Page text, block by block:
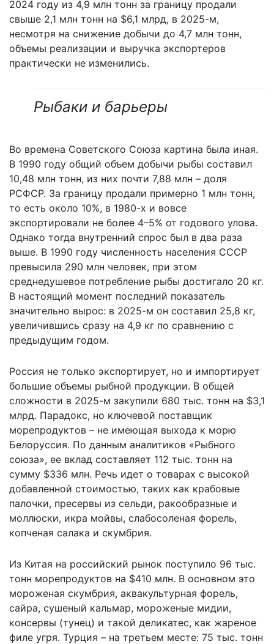
2024 году из 4,9 млн тонн за границу продали
свыше 2,1 млн тонн на $6,1 млрд, в 2025-м,
несмотря на снижение добычи до 4,7 млн тонн,
объемы реализации и выручка экспортеров
практически не изменились.
Рыбаки и барьеры
Во времена Советского Союза картина была иная.
В 1990 году общий объем добычи рыбы составил
10,48 млн тонн, из них почти 7,88 млн – доля
РСФСР. За границу продали примерно 1 млн тонн,
то есть около 10%, в 1980-х и вовсе
экспортировали не более 4–5% от годового улова.
Однако тогда внутренний спрос был в два раза
выше. В 1990 году численность населения СССР
превысила 290 млн человек, при этом
среднедушевое потребление рыбы достигало 20 кг.
В настоящий момент последний показатель
значительно вырос: в 2025-м он составил 25,8 кг,
увеличившись сразу на 4,9 кг по сравнению с
предыдущим годом.
Россия не только экспортирует, но и импортирует
большие объемы рыбной продукции. В общей
сложности в 2025-м закупили 680 тыс. тонн на $3,1
млрд. Парадокс, но ключевой поставщик
морепродуктов – не имеющая выхода к морю
Белоруссия. По данным аналитиков «Рыбного
союза», ее вклад составляет 112 тыс. тонн на
сумму $336 млн. Речь идет о товарах с высокой
добавленной стоимостью, таких как крабовые
палочки, пресервы из сельди, ракообразные и
моллюски, икра мойвы, слабосоленая форель,
копченая салака и скумбрия.
Из Китая на российский рынок поступило 96 тыс.
тонн морепродуктов на $410 млн. В основном это
мороженая скумбрия, аквакультурная форель,
сайра, сушеный кальмар, мороженые мидии,
консервы (тунец) и такой деликатес, как жареное
филе угря. Турция – на третьем месте: 75 тыс. тонн